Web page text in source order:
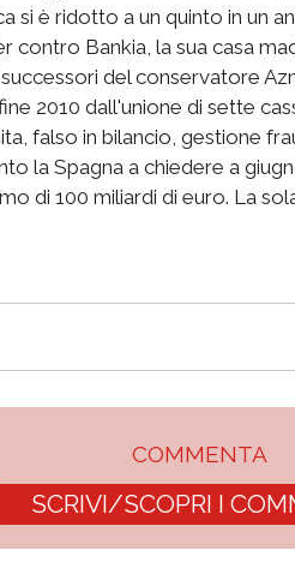
si è ridotto a un quinto in un
contro Bankia, la sua casa
del conservatore
2010 dall'unione di sette
falso in bilancio, gestione
la Spagna a chiedere a
di 100 miliardi di euro. La
COMMENTA
SCRIVI/SCOPRI I